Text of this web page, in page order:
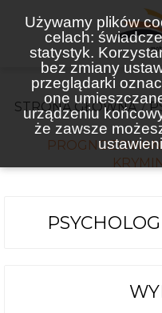
Używamy plików
celach:
statystyk.
bez zmiany
przeglądarki
one
urządzeniu
że zawsze
STRONA GŁÓWNA